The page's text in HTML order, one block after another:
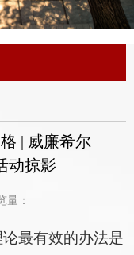
| 威廉希尔
动掠影
量：
最有效的办法是